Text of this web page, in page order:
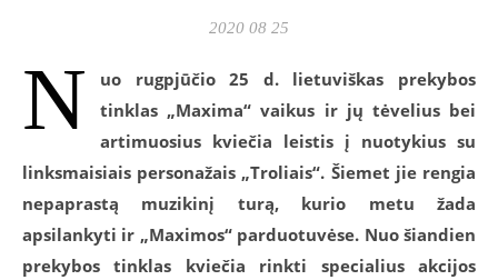
2020 08 25
N
uo rugpjūčio 25 d. lietuviškas prekybos
tinklas „Maxima“ vaikus ir jų tėvelius bei
artimuosius kviečia leistis į nuotykius su
linksmaisiais personažais „Troliais“. Šiemet jie rengia
nepaprastą muzikinį turą, kurio metu žada
apsilankyti ir „Maximos“ parduotuvėse. Nuo šiandien
prekybos tinklas kviečia rinkti specialius akcijos